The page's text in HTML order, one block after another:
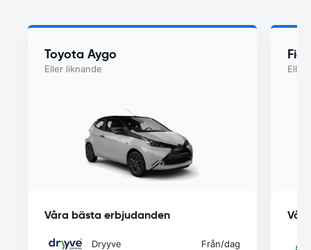
Toyota Aygo
Eller liknande
Våra bästa erbjudanden
Dryyve Från/dag
Eller